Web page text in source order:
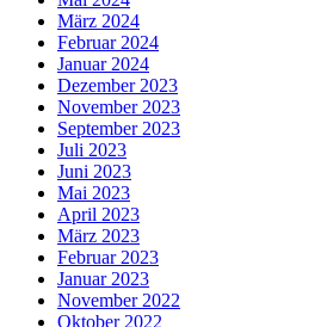
März 2024
Februar 2024
Januar 2024
Dezember 2023
November 2023
September 2023
Juli 2023
Juni 2023
Mai 2023
April 2023
März 2023
Februar 2023
Januar 2023
November 2022
Oktober 2022